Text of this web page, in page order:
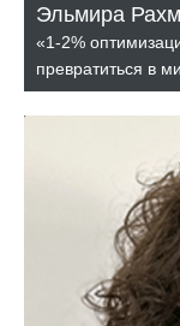
Эльмира
«1-2%
превратиться в